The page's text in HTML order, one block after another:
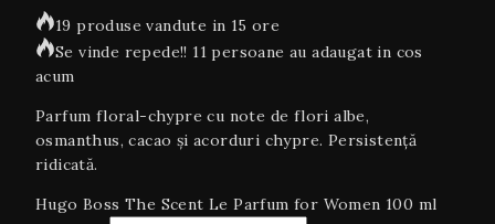
19 produse vandute in 15 ore
Se vinde repede!! 11 persoane au adaugat in cos
acum
Parfum floral-chypre cu note de flori albe,
osmanthus, cacao și acorduri chypre. Persistență
ridicată.
Hugo Boss The Scent Le Parfum for Women 100 ml